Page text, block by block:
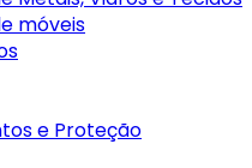
móveis
e Proteção